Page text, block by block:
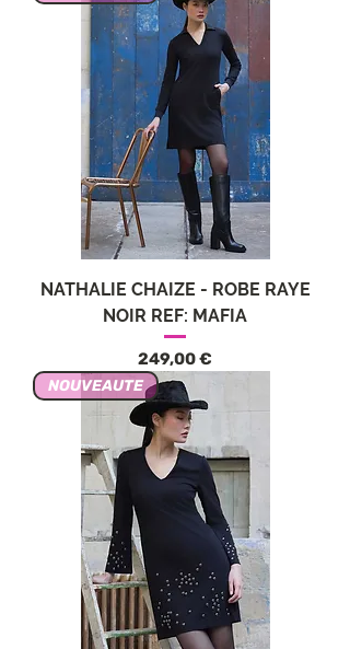
NATHALIE CHAIZE - ROBE RAYE
NOIR REF: MAFIA
Precio
249,00 €
NOUVEAUTE